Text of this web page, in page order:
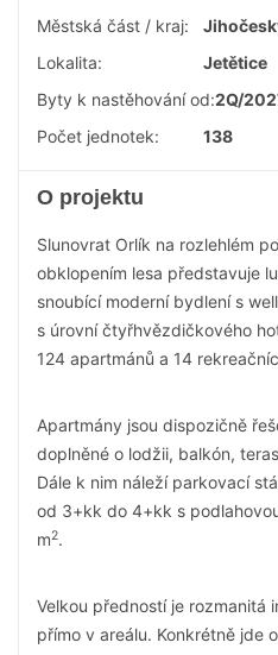
Městská část / kraj:
Lokalita:
Jetětice
Byty k nastěhování od:2Q/
Počet jednotek:
138
O projektu
Slunovrat Orlík na rozlehlém
obklopením lesa představuje
snoubící moderní bydlení s
s úrovní čtyřhvězdičkového
124 apartmánů a 14
Apartmány jsou dispozičně
doplněné o lodžii, balkón,
Dále k nim náleží parkovací
od 3+kk do 4+kk s
m2.
Velkou předností je rozmanitá
přímo v areálu. Konkrétně jde